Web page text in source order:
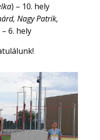
) – 10. hely
Nagy Patrik,
– 6. hely